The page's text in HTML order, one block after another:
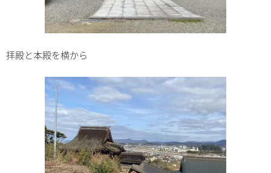
拝殿と本殿を横から